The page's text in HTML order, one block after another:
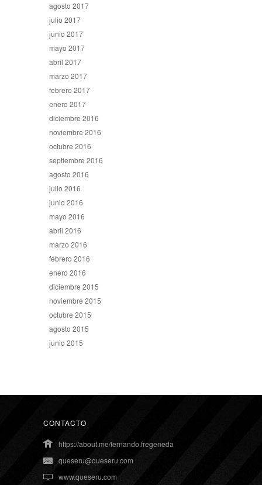
agosto 2017
julio 2017
junio 2017
mayo 2017
abril 2017
marzo 2017
febrero 2017
enero 2017
diciembre 2016
noviembre 2016
octubre 2016
septiembre 2016
agosto 2016
julio 2016
junio 2016
mayo 2016
abril 2016
marzo 2016
febrero 2016
enero 2016
diciembre 2015
noviembre 2015
octubre 2015
agosto 2015
junio 2015
CONTACTO
https://about.me/fernando.fregeneda
queseru@queseru.com
www.queseru.com